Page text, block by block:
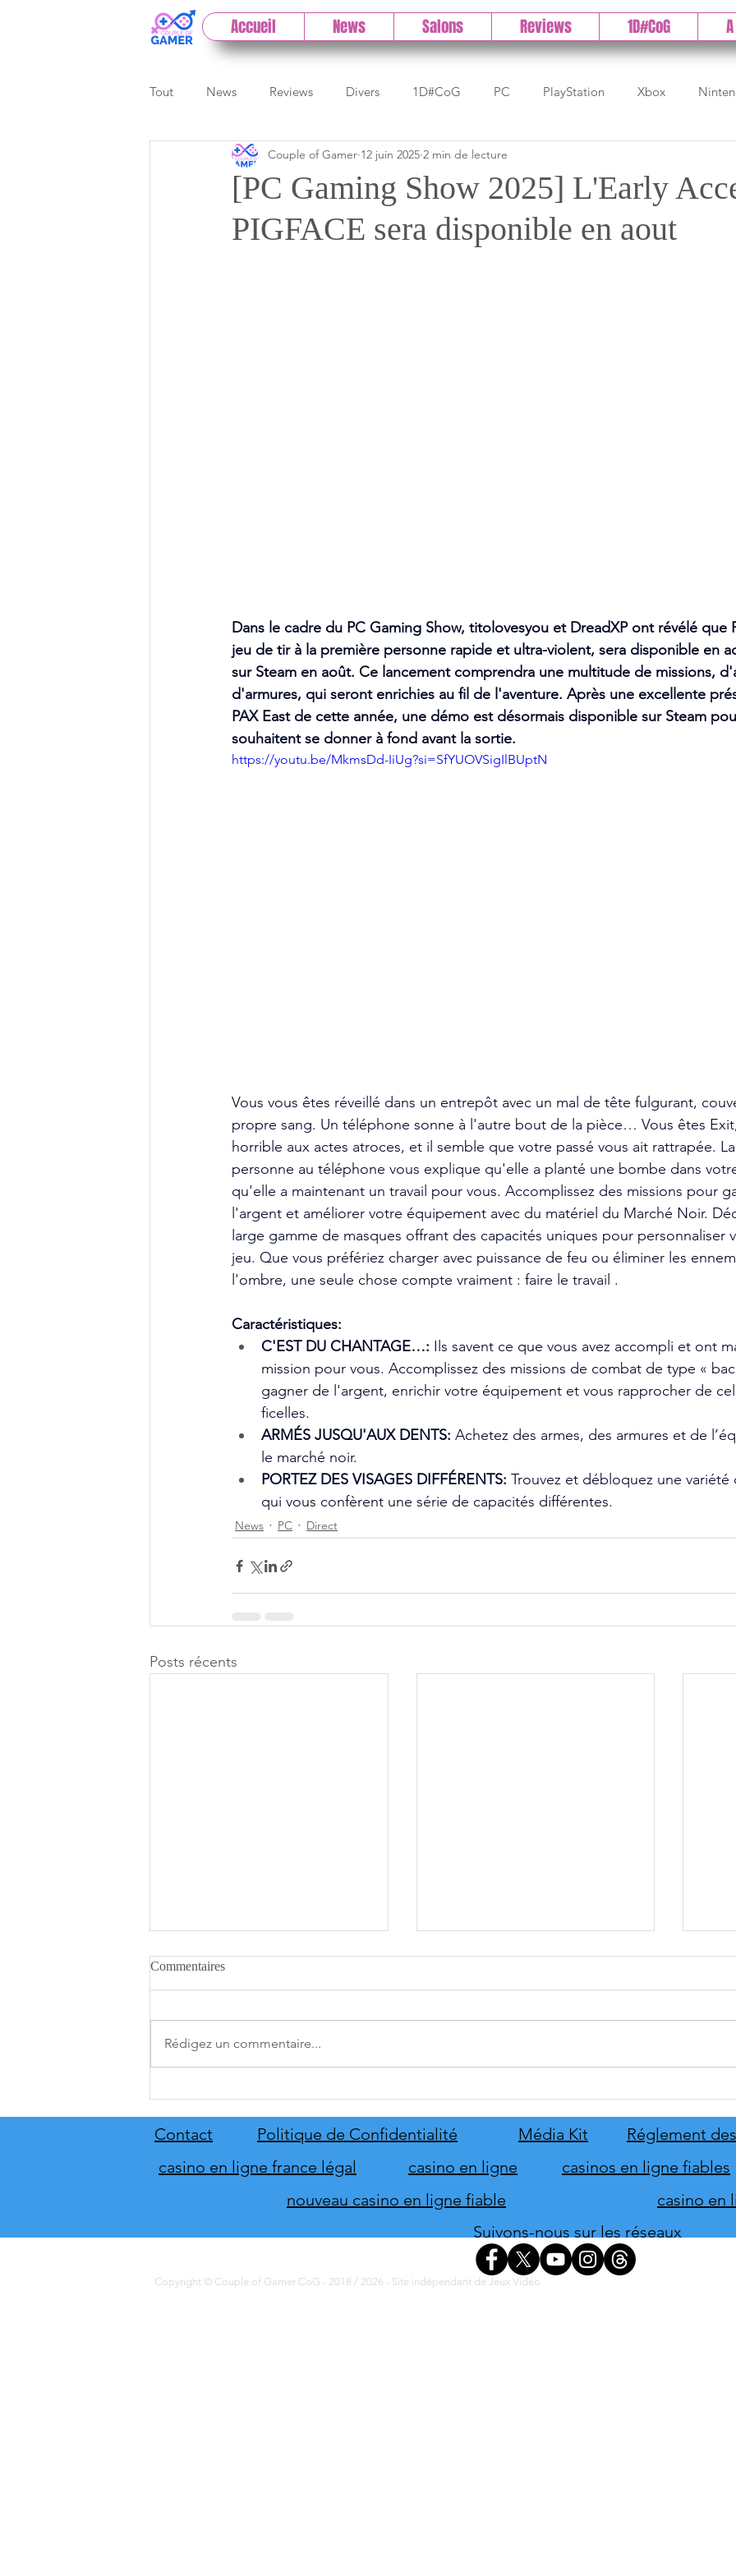
Accueil News Salons Reviews 1D#CoG
Tout News Reviews Divers 1D#CoG PC PlayStation Xbox
Previews Cloud Test indé DLC
Paris Games Week Early Access Test 1DCoG Test Xbox Test Nintendo
[PC Gaming Show 2025] L'Early
PIGFACE sera disponible en aout
Couple of Gamer 12 juin 2025 2 min de lecture
Dans le cadre du PC Gaming Show, titolovesyou et DreadXP ont révélé que
jeu de tir à la première personne rapide et ultra-violent, sera disponible en
sur Steam en août. Ce lancement comprendra une multitude de missions,
d'armures, qui seront enrichies au fil de l'aventure. Après une excellente
PAX East de cette année, une démo est désormais disponible sur Steam
souhaitent se donner à fond avant la sortie.
https://youtu.be/MkmsDd-IiUg?si=SfYUOVSigIlBUptN
Vous vous êtes réveillé dans un entrepôt avec un mal de tête fulgurant,
propre sang. Un téléphone sonne à l'autre bout de la pièce… Vous êtes
horrible aux actes atroces, et il semble que votre passé vous ait rattrapée.
personne au téléphone vous explique qu'elle a planté une bombe dans
qu'elle a maintenant un travail pour vous. Accomplissez des missions pour
l'argent et améliorer votre équipement avec du matériel du Marché Noir.
large gamme de masques offrant des capacités uniques pour personnaliser
jeu. Que vous préfériez charger avec puissance de feu ou éliminer les
l'ombre, une seule chose compte vraiment : faire le travail .
Caractéristiques:
C'EST DU CHANTAGE…: Ils savent ce que vous avez accompli et ont
mission pour vous. Accomplissez des missions de combat de type «
gagner de l'argent, enrichir votre équipement et vous rapprocher de
ficelles.
ARMÉS JUSQU'AUX DENTS: Achetez des armes, des armures et de
le marché noir.
PORTEZ DES VISAGES DIFFÉRENTS: Trouvez et débloquez une variété
qui vous confèrent une série de capacités différentes.
News PC Direct
Posts récents
de
Commentaires
Rédigez un commentaire...
Contact Politique de Confidentialité Média Kit
Réglement
casino en ligne france légal
casino en ligne
casinos en ligne fiables
nouveau casino en ligne fiable
casino en
Suivons-nous sur les réseaux
Copyright © Couple of Gamer CoG - 2018 / 2026 - Site indépendant de Jeux Vidéo